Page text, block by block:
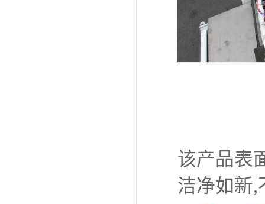
该产品表
洁净如新,